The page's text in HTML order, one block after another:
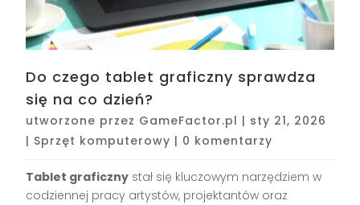
Do czego tablet graficzny sprawdza
się na co dzień?
utworzone przez GameFactor.pl | sty 21, 2026
| Sprzęt komputerowy | 0 komentarzy
Tablet graficzny stał się kluczowym narzędziem w
codziennej pracy artystów, projektantów oraz